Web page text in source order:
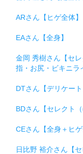
ARさん【ヒゲ全体】
EAさん【全身】
金岡 秀樹さん【セ
指・お尻・ビキニラ
DTさん【デリケート
BDさん【セレクト
CEさん【全身＋ヒゲ
日比野 裕介さん【